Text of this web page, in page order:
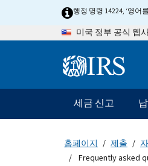
행정 명령 14224, ‘영
미국 정부 공식 웹
메
인
네
비
세금 신고
홈페이지 제출
Frequently asked